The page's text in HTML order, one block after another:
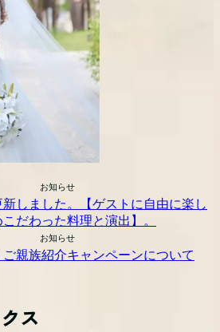
お知らせ
しました。【ゲストに自由に楽し
だわった料理と演出】。
お知らせ
ご親族紹介キャンペーンについて
ス